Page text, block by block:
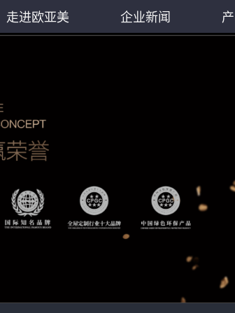
走进欧亚美 企业新闻